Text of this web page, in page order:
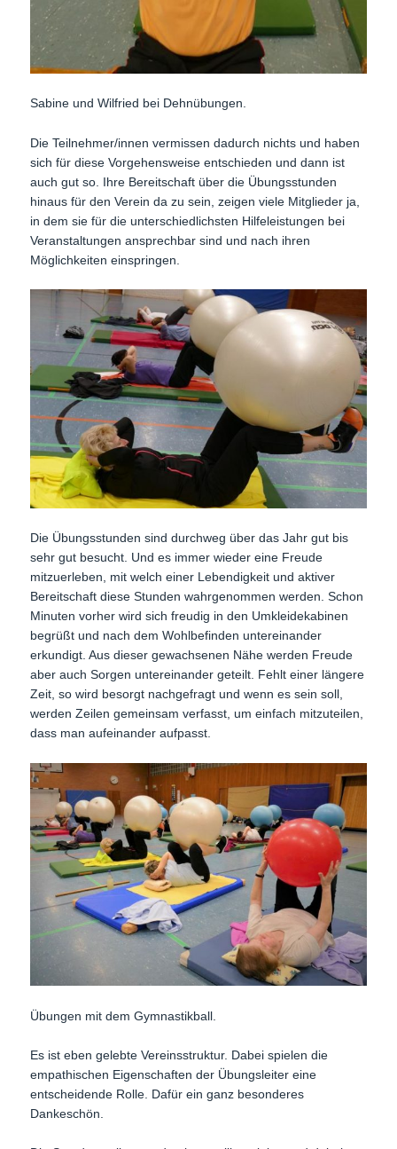
Sabine und Wilfried bei Dehnübungen.
Die Teilnehmer/innen vermissen dadurch nichts und haben
sich für diese Vorgehensweise entschieden und dann ist
auch gut so. Ihre Bereitschaft über die Übungsstunden
hinaus für den Verein da zu sein, zeigen viele Mitglieder ja,
in dem sie für die unterschiedlichsten Hilfeleistungen bei
Veranstaltungen ansprechbar sind und nach ihren
Möglichkeiten einspringen.
Die Übungsstunden sind durchweg über das Jahr gut bis
sehr gut besucht. Und es immer wieder eine Freude
mitzuerleben, mit welch einer Lebendigkeit und aktiver
Bereitschaft diese Stunden wahrgenommen werden. Schon
Minuten vorher wird sich freudig in den Umkleidekabinen
begrüßt und nach dem Wohlbefinden untereinander
erkundigt. Aus dieser gewachsenen Nähe werden Freude
aber auch Sorgen untereinander geteilt. Fehlt einer längere
Zeit, so wird besorgt nachgefragt und wenn es sein soll,
werden Zeilen gemeinsam verfasst, um einfach mitzuteilen,
dass man aufeinander aufpasst.
Übungen mit dem Gymnastikball.
Es ist eben gelebte Vereinsstruktur. Dabei spielen die
empathischen Eigenschaften der Übungsleiter eine
entscheidende Rolle. Dafür ein ganz besonderes
Dankeschön.